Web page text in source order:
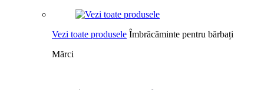
Vezi toate produsele Îmbrăcăminte pentru bărbați
Mărci